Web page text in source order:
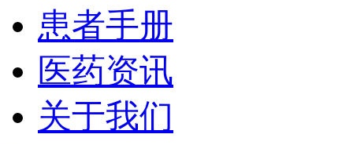
患者手册
医药资讯
关于我们